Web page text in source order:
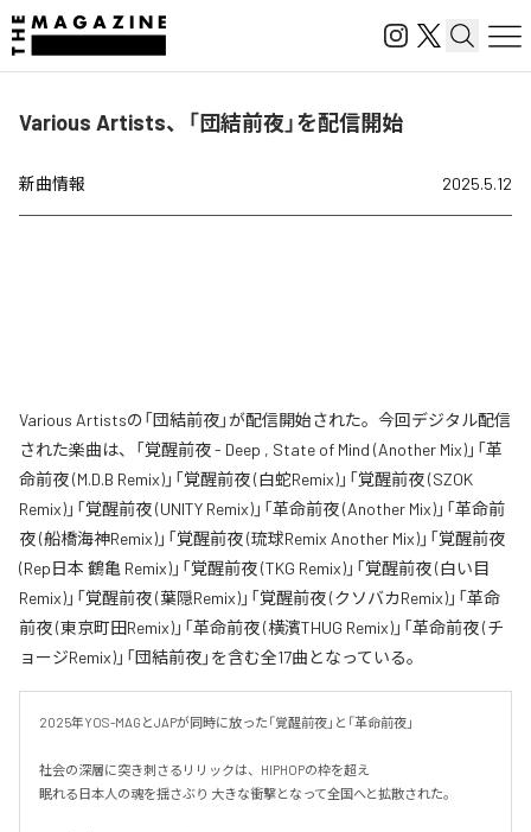
Various Artists、「団結前夜」を配信開始
新曲情報 2025.5.12
Various Artistsの「団結前夜」が配信開始された。今回デジタル配信
された楽曲は、「覚醒前夜 - Deep , State of Mind (Another Mix)」「革
命前夜 (M.D.B Remix)」「覚醒前夜 (白蛇Remix)」「覚醒前夜 (SZOK
Remix)」「覚醒前夜 (UNITY Remix)」「革命前夜 (Another Mix)」「革命前
夜 (船橋海神Remix)」「覚醒前夜 (琉球Remix Another Mix)」「覚醒前夜
(Rep日本 鶴亀 Remix)」「覚醒前夜 (TKG Remix)」「覚醒前夜 (白い目
Remix)」「覚醒前夜 (葉隠Remix)」「覚醒前夜 (クソバカRemix)」「革命
前夜 (東京町田Remix)」「革命前夜 (横濱THUG Remix)」「革命前夜 (チ
ョージRemix)」「団結前夜」を含む全17曲となっている。
2025年YOS-MAGとJAPが同時に放った「覚醒前夜」と「革命前夜」
社会の深層に突き刺さるリリックは、HIPHOPの枠を超え
眠れる日本人の魂を揺さぶり 大きな衝撃となって全国へと拡散された。